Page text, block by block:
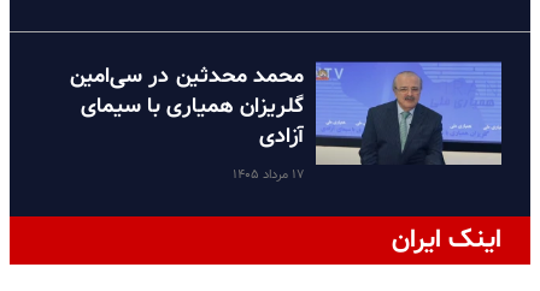
محمد محدثین در سی‌امین
گلریزان همیاری با سیمای
آزادی
۱۷ مرداد ۱۴۰۵
اینک ایران